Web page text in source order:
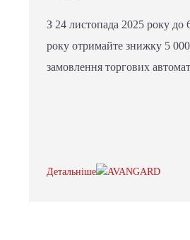
З 24 листопада 2025 року до
року отримайте знижку 5
замовлення торгових
Детальніше